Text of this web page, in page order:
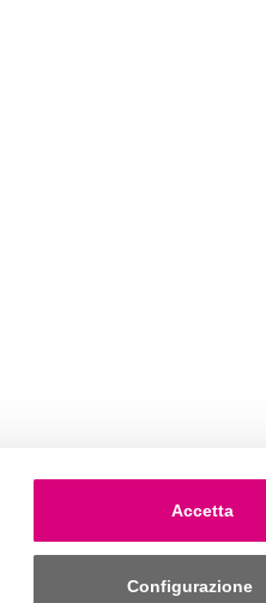
Accetta
Configurazione